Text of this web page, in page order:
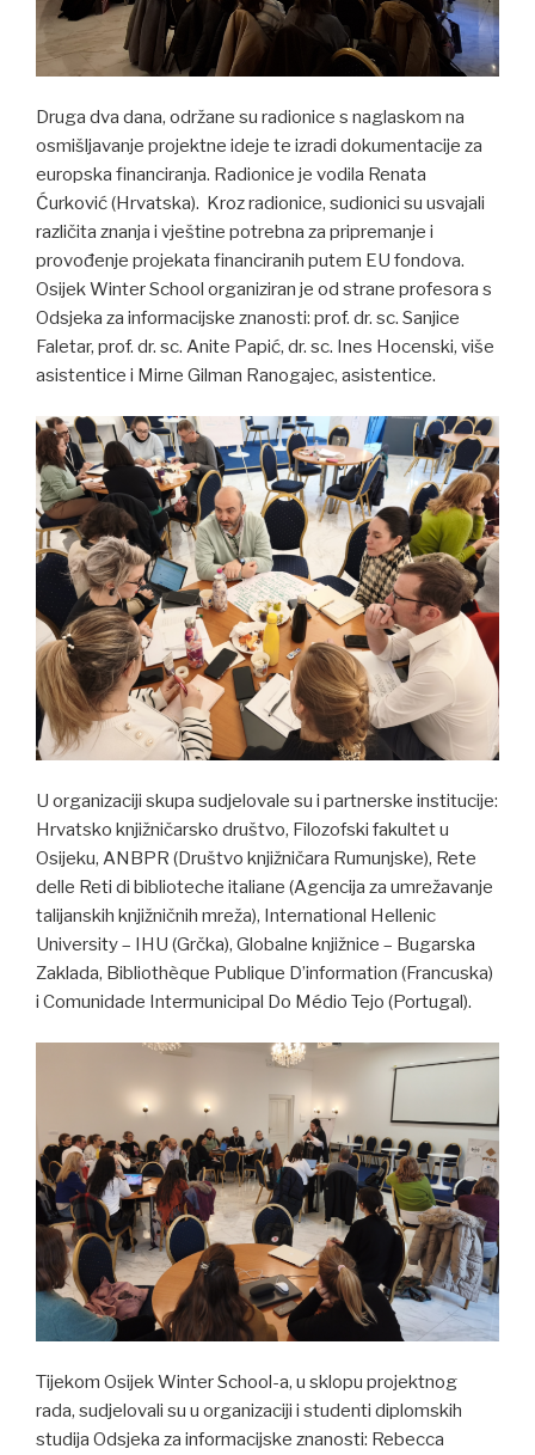
Druga dva dana, održane su radionice s naglaskom na
osmišljavanje projektne ideje te izradi dokumentacije za
europska financiranja. Radionice je vodila Renata
Ćurković (Hrvatska). Kroz radionice, sudionici su usvajali
različita znanja i vještine potrebna za pripremanje i
provođenje projekata financiranih putem EU fondova.
Osijek Winter School organiziran je od strane profesora s
Odsjeka za informacijske znanosti: prof. dr. sc. Sanjice
Faletar, prof. dr. sc. Anite Papić, dr. sc. Ines Hocenski, više
asistentice i Mirne Gilman Ranogajec, asistentice.
U organizaciji skupa sudjelovale su i partnerske institucije:
Hrvatsko knjižničarsko društvo, Filozofski fakultet u
Osijeku, ANBPR (Društvo knjižničara Rumunjske), Rete
delle Reti di biblioteche italiane (Agencija za umrežavanje
talijanskih knjižničnih mreža), International Hellenic
University – IHU (Grčka), Globalne knjižnice – Bugarska
Zaklada, Bibliothèque Publique D’information (Francuska)
i Comunidade Intermunicipal Do Médio Tejo (Portugal).
Tijekom Osijek Winter School-a, u sklopu projektnog
rada, sudjelovali su u organizaciji i studenti diplomskih
studija Odsjeka za informacijske znanosti: Rebecca